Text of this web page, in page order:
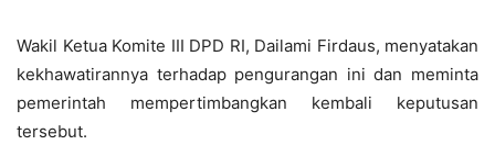
Wakil Ketua Komite III DPD RI, Dailami Firdaus, menyatakan
kekhawatirannya terhadap pengurangan ini dan meminta
pemerintah mempertimbangkan kembali keputusan
tersebut.